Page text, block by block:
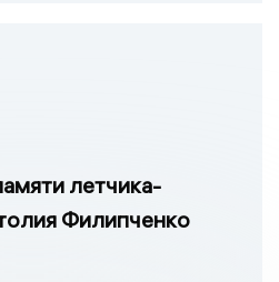
летчика-
Филипченко